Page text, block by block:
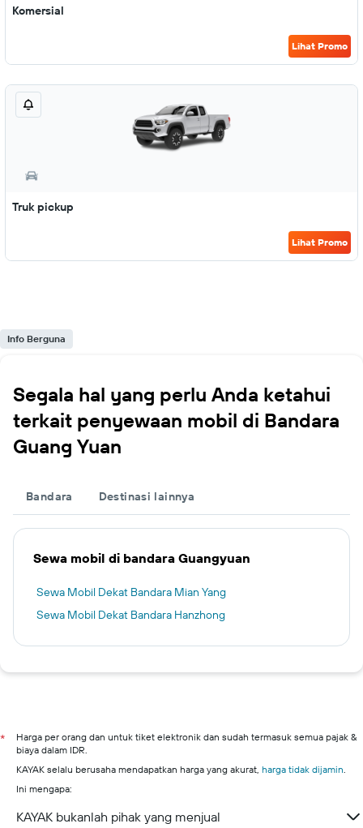
Komersial
Lihat Promo
Truk pickup
Lihat Promo
Info Berguna
Segala hal yang perlu Anda ketahui
terkait penyewaan mobil di Bandara
Guang Yuan
Bandara Destinasi lainnya
Sewa mobil di bandara Guangyuan
Sewa Mobil Dekat Bandara Mian Yang
Sewa Mobil Dekat Bandara Hanzhong
*
Harga per orang dan untuk tiket elektronik dan sudah termasuk semua pajak &
biaya dalam IDR.
KAYAK selalu berusaha mendapatkan harga yang akurat, harga tidak dijamin.
Ini mengapa:
KAYAK bukanlah pihak yang menjual